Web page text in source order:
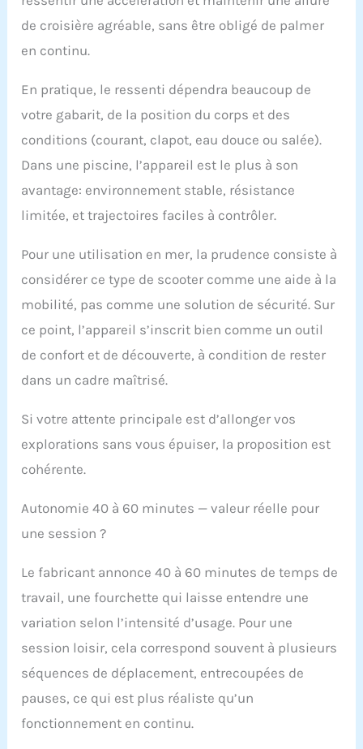
de croisière agréable, sans être obligé de palmer
en continu.
En pratique, le ressenti dépendra beaucoup de
votre gabarit, de la position du corps et des
conditions (courant, clapot, eau douce ou salée).
Dans une piscine, l’appareil est le plus à son
avantage: environnement stable, résistance
limitée, et trajectoires faciles à contrôler.
Pour une utilisation en mer, la prudence consiste à
considérer ce type de scooter comme une aide à la
mobilité, pas comme une solution de sécurité. Sur
ce point, l’appareil s’inscrit bien comme un outil
de confort et de découverte, à condition de rester
dans un cadre maîtrisé.
Si votre attente principale est d’allonger vos
explorations sans vous épuiser, la proposition est
cohérente.
Autonomie 40 à 60 minutes — valeur réelle pour
une session ?
Le fabricant annonce 40 à 60 minutes de temps de
travail, une fourchette qui laisse entendre une
variation selon l’intensité d’usage. Pour une
session loisir, cela correspond souvent à plusieurs
séquences de déplacement, entrecoupées de
pauses, ce qui est plus réaliste qu’un
fonctionnement en continu.